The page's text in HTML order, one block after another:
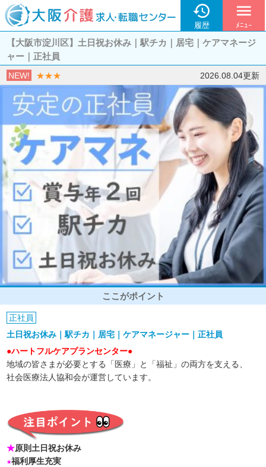

履歴
menu
ﾒﾆｭｰ
【大阪市淀川区】土日祝お休み｜駅チカ｜居宅｜ケアマネージ
ャー｜正社員
NEW! ★★★ 2026.08.04更新
ここがポイント
正社員
土日祝お休み｜駅チカ｜居宅｜ケアマネージャー｜正社員
●ハートフルケアプランセンター●
地域の皆さまが必要とする「医療」と「福祉」の両方を支える、
社会医療法人協和会が運営しています。
★原則土日祝お休み
★福利厚生充実